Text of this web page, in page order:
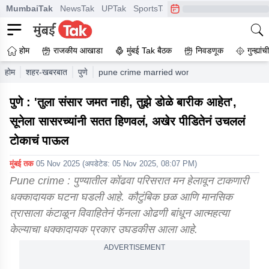
MumbaiTak NewsTak UPTak SportsTak CrimeTak
होम राजकीय आखाडा मुंबई Tak बैठक निवडणूक
होम शहर-खबरबात पुणे pune crime married woman commits
पुणे : 'तुला संसार जमत नाही, तुझे डोळे बारीक आहेत',
सूनेला सासरच्यांनी सतत हिणवलं, अखेर पीडितेनं उचललं
टोकाचं पाऊल
मुंबई तक 05 Nov 2025 (अपडेटेड: 05 Nov 2025, 08:07 PM)
Pune crime : पुण्यातील कोंढवा परिसरात मन हेलावून टाकणारी
धक्कादायक घटना घडली आहे. कौटुंबिक छळ आणि मानसिक
त्रासाला कंटाळून विवाहितेनं फॅनला ओढणी बांधून आत्महत्या
केल्याचा धक्कादायक प्रकार उघडकीस आला आहे.
ADVERTISEMENT